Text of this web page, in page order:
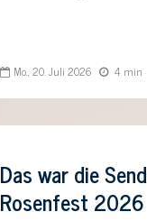
Mo., 20. Juli 2026 4 min
Das war die
Rosenfest 2026